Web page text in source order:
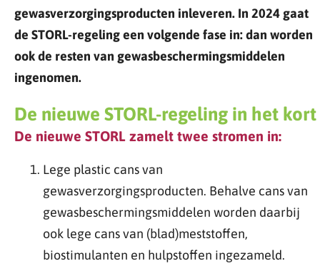
gewasverzorgingsproducten inleveren. In 2024 gaat
de STORL-regeling een volgende fase in: dan worden
ook de resten van gewasbeschermingsmiddelen
ingenomen.
De nieuwe STORL-regeling in het kort
De nieuwe STORL zamelt twee stromen in:
Lege plastic cans van
gewasverzorgingsproducten. Behalve cans van
gewasbeschermingsmiddelen worden daarbij
ook lege cans van (blad)meststoffen,
biostimulanten en hulpstoffen ingezameld.